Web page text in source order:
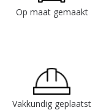
Op maat gemaakt
Vakkundig geplaatst